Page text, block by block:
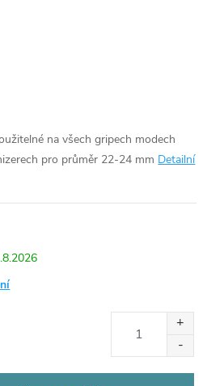
na všech gripech modech
pro průměr 22-24 mm Detailní